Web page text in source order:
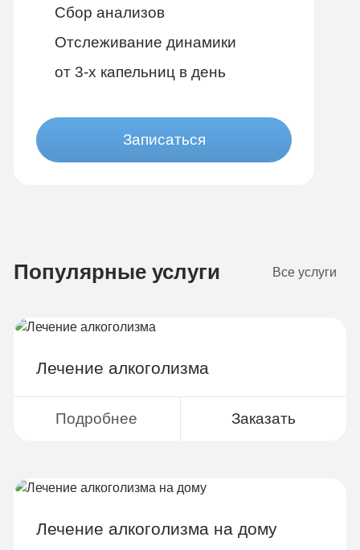
Сбор анализов
Отслеживание динамики
от 3-х капельниц в день
Записаться
4-х местная комната
Групповая терапия
Поддержка родственников
Популярные услуги Все услуги
Лечение алкоголизма
Подробнее Заказать
Лечение алкоголизма на дому